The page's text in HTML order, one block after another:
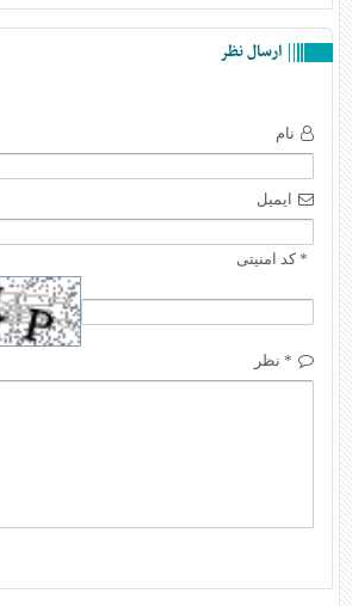
ارسال نظر
نام
ایمیل
* کد امنیتی
* نظر